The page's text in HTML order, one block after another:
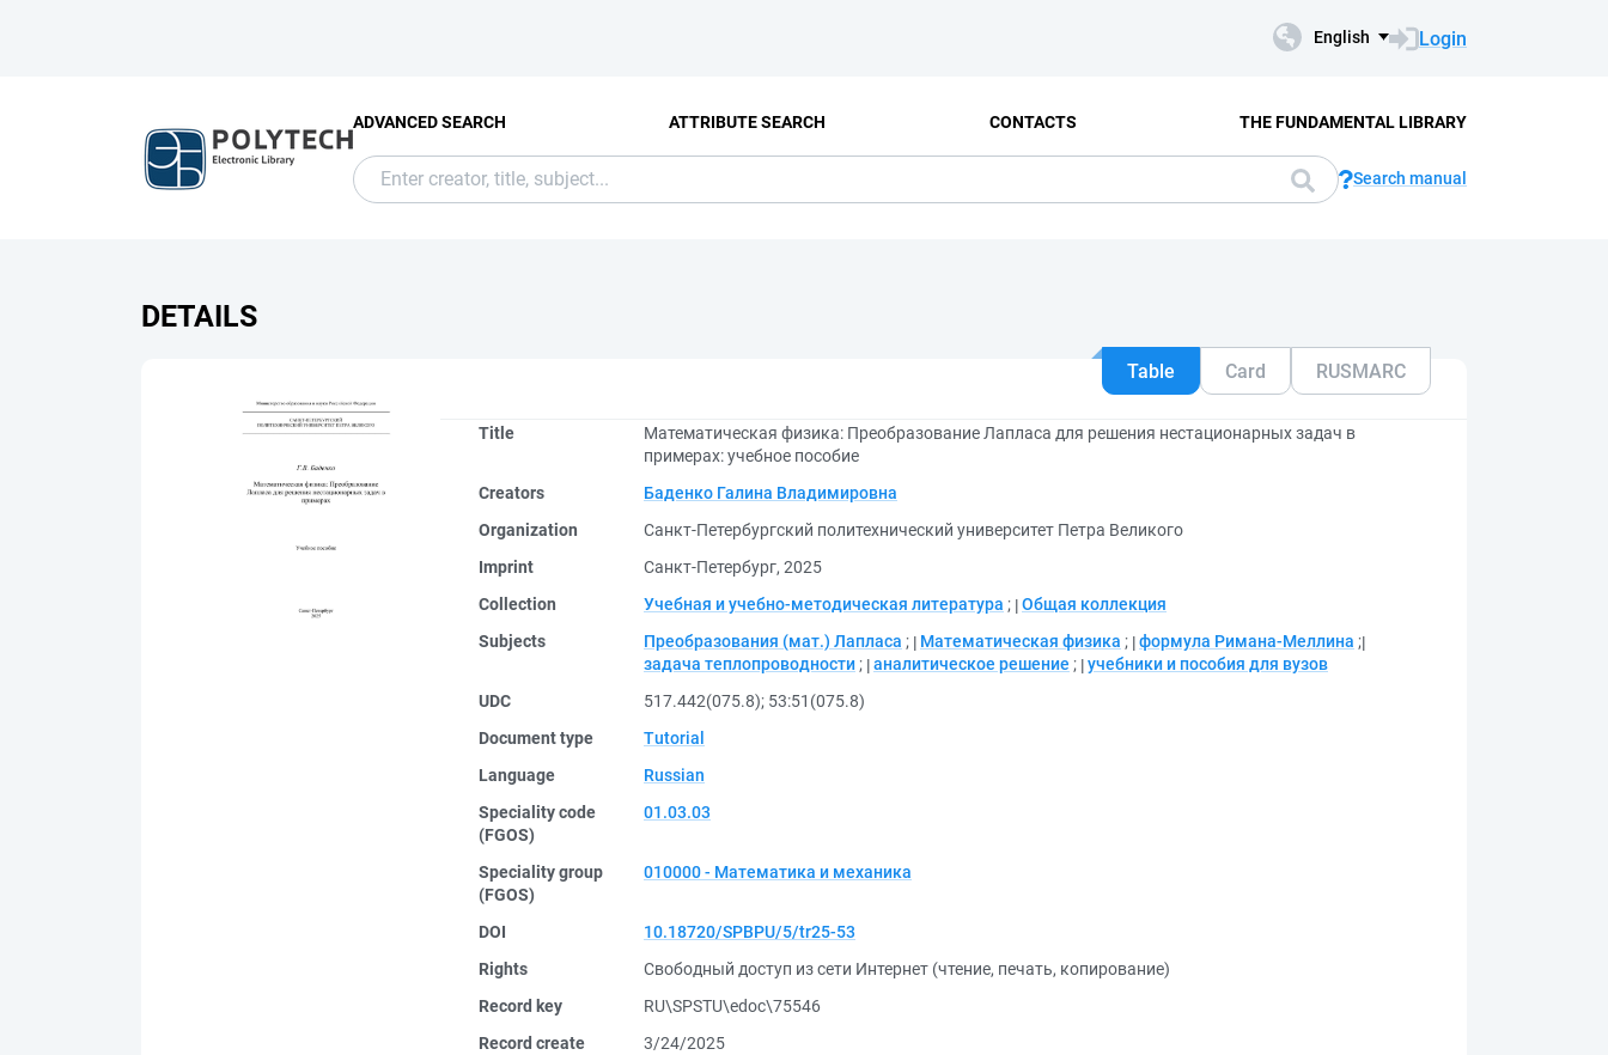
English Login
ADVANCED SEARCH ATTRIBUTE SEARCH CONTACTS THE FUNDAMENTAL LIBRARY
Search manual
DETAILS
Table Card RUSMARC
Title
Математическая физика: Преобразование Лапласа для решения нестационарных задач в
примерах: учебное пособие
Creators
Баденко Галина Владимировна
Organization
Санкт-Петербургский политехнический университет Петра Великого
Imprint
Санкт-Петербург, 2025
Collection
Учебная и учебно-методическая литература ; Общая коллекция
Subjects
Преобразования (мат.) Лапласа ; Математическая физика ; формула Римана-Меллина ;
задача теплопроводности ; аналитическое решение ; учебники и пособия для вузов
UDC
517.442(075.8); 53:51(075.8)
Document type
Tutorial
Language
Russian
Speciality code
(FGOS)
01.03.03
Speciality group
(FGOS)
010000 - Математика и механика
DOI
10.18720/SPBPU/5/tr25-53
Rights
Свободный доступ из сети Интернет (чтение, печать, копирование)
Record key
RU\SPSTU\edoc\75546
Record create
3/24/2025